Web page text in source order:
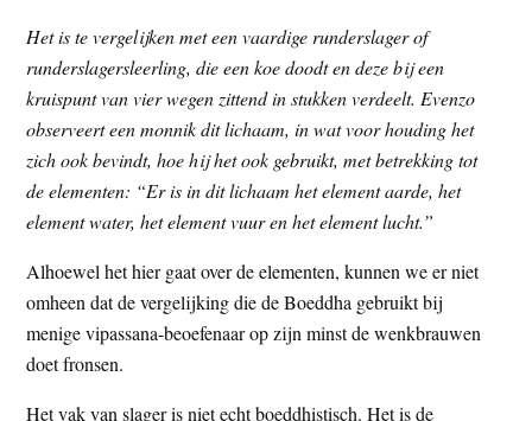
Het is te vergelijken met een vaardige runderslager of
runderslagersleerling, die een koe doodt en deze bij een
kruispunt van vier wegen zittend in stukken verdeelt. Evenzo
observeert een monnik dit lichaam, in wat voor houding het
zich ook bevindt, hoe hij het ook gebruikt, met betrekking tot
de elementen: “Er is in dit lichaam het element aarde, het
element water, het element vuur en het element lucht.”
Alhoewel het hier gaat over de elementen, kunnen we er niet
omheen dat de vergelijking die de Boeddha gebruikt bij
menige vipassana-beoefenaar op zijn minst de wenkbrauwen
doet fronsen.
Het vak van slager is niet echt boeddhistisch. Het is de